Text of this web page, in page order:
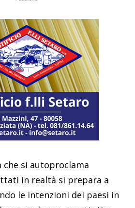
che si autoproclama
in realtà si prepara a
le intenzioni dei paesi in